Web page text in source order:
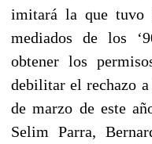
imitará la que tuvo
mediados de los
obtener los
debilitar el rechazo
de marzo de este
Selim Parra,